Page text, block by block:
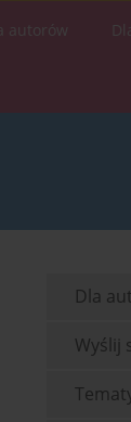
autorów
Dla
Wyślij